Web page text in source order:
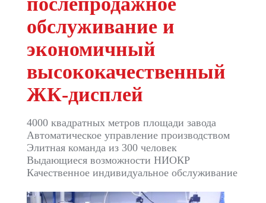
ФАБРИКА
КОНТРОЛЬ
КАЧЕСТВА
ОТПРАВИТЬ
ЗАПРОС
КАРТА
САЙТА
обслуживание и
экономичный
высококачественный
ЖК-дисплей
4000 квадратных метров площади завода
Автоматическое управление производством
Элитная команда из 300 человек
Выдающиеся возможности НИОКР
Качественное индивидуальное обслуживание